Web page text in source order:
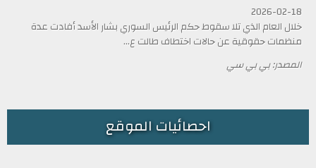
2026-02-18
خلال العام الذي تلا سقوط حكم الرئيس السوري بشار الأسد أفادت عدة
منظمات حقوقية عن حالات اختطاف طالت ع...
المصدر: بي بي سي
احصائيات الموقع